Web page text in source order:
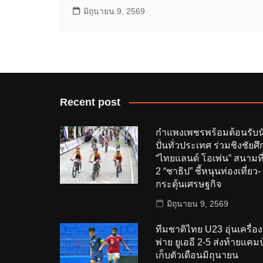
มิถุนายน 9, 2569
Recent post
กำแพงเพชรพร้อมต้อนรับ
ปั่นทั่วประเทศ ร่วมชิงชัยศึ
“ไทยแลนด์ โอเพ่น” สนามที่
2 “ชาธิป” ชี้หนุนท่องเที่ยว-
กระตุ้นเศรษฐกิจ
มิถุนายน 9, 2569
ทีมชาติไทย U23 อุ่นเครื่อง
พ่าย ยูเออี 2-5 ส่งท้ายแคม
เก็บตัวเดือนมิถุนายน